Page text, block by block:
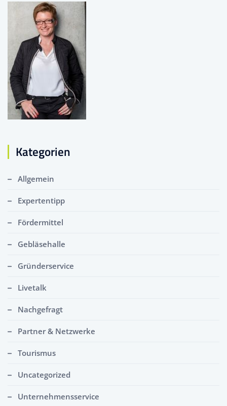
Kategorien
Allgemein
Expertentipp
Fördermittel
Gebläsehalle
Gründerservice
Livetalk
Nachgefragt
Partner & Netzwerke
Tourismus
Uncategorized
Unternehmensservice